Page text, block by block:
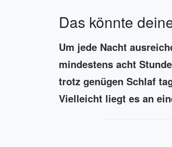
Das könnte
Um jede Nacht
mindestens acht
trotz genügen Schlaf
Vielleicht liegt es an